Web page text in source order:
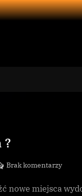
?
Brak komentarzydo
nowe miejsca